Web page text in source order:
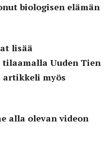
biologisen elämän
lisää
Uuden Tien
artikkeli myös
alla olevan videon